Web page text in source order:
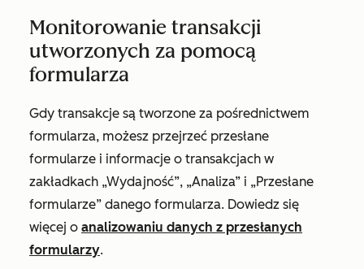
Monitorowanie transakcji
utworzonych za pomocą
formularza
Gdy transakcje są tworzone za pośrednictwem
formularza, możesz przejrzeć przesłane
formularze i informacje o transakcjach w
zakładkach „Wydajność”, „Analiza” i „Przesłane
formularze” danego formularza. Dowiedz się
więcej o analizowaniu danych z przesłanych
formularzy.